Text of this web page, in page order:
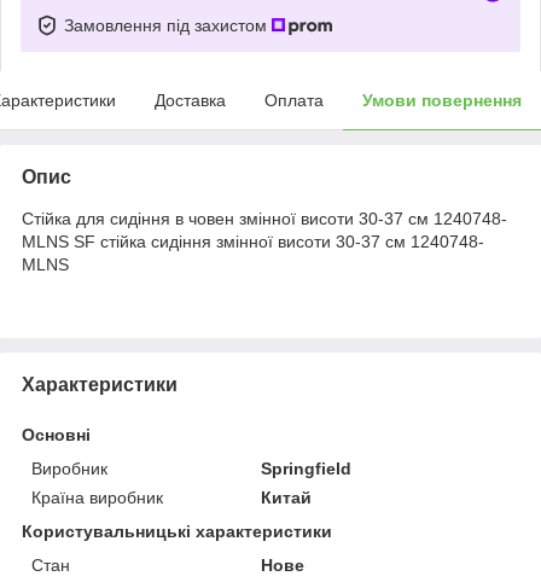
Замовлення під захистом
Доставка Оплата Умови повернення
Опис
Стійка для сидіння в човен змінної висоти 30-37 см 1240748-
MLNS SF стійка сидіння змінної висоти 30-37 см 1240748-
MLNS
Характеристики
Основні
Виробник
Springfield
Країна виробник
Китай
Користувальницькі характеристики
Стан
Нове